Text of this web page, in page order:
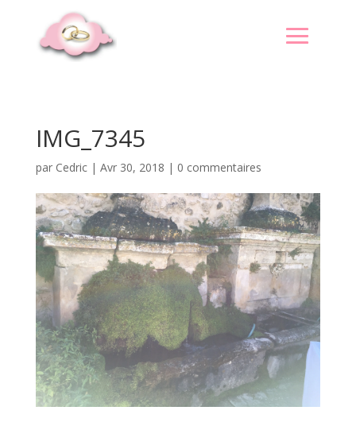
IMG_7345
par Cedric| Avr 30, 2018 | 0 commentaires